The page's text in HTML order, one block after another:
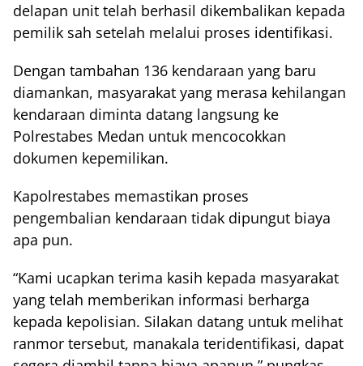
delapan unit telah berhasil dikembalikan kepada
pemilik sah setelah melalui proses identifikasi.
Dengan tambahan 136 kendaraan yang baru
diamankan, masyarakat yang merasa kehilangan
kendaraan diminta datang langsung ke
Polrestabes Medan untuk mencocokkan
dokumen kepemilikan.
Kapolrestabes memastikan proses
pengembalian kendaraan tidak dipungut biaya
apa pun.
“Kami ucapkan terima kasih kepada masyarakat
yang telah memberikan informasi berharga
kepada kepolisian. Silakan datang untuk melihat
ranmor tersebut, manakala teridentifikasi, dapat